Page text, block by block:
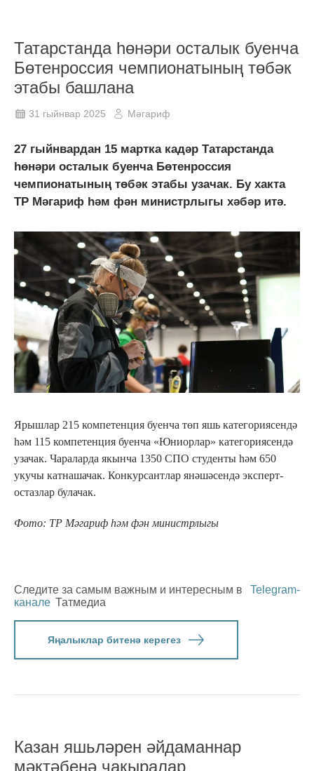
Татарстанда һөнәри осталык буенча
Бөтенроссия чемпионатының төбәк
этабы башлана
31 гыйнвар 2025 Мәгариф
27 гыйнвардан 15 мартка кадәр Татарстанда
һөнәри осталык буенча Бөтенроссия
чемпионатының төбәк этабы узачак. Бу хакта
ТР Мәгариф һәм фән министрлыгы хәбәр итә.
Ярышлар 215 компетенция буенча төп яшь категориясендә
һәм 115 компетенция буенча «Юниорлар» категориясендә
узачак. Чараларда якынча 1350 СПО студенты һәм 650
укучы катнашачак. Конкурсантлар янәшәсендә эксперт-
остазлар булачак.
Фото: ТР Мәгариф һәм фән министрлыгы
Следите за самым важным и интересным в
Telegram-
канале Татмедиа
Яңалыклар битенә керегез
Казан яшьләрен әйдаманнар
мәктәбенә чакыралар